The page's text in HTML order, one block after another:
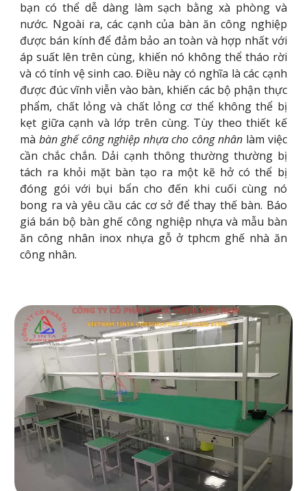
bạn có thể dễ dàng làm sạch bằng xà phòng và
nước. Ngoài ra, các cạnh của bàn ăn công nghiệp
được bán kính để đảm bảo an toàn và hợp nhất với
áp suất lên trên cùng, khiến nó không thể tháo rời
và có tính vệ sinh cao. Điều này có nghĩa là các cạnh
được đúc vĩnh viễn vào bàn, khiến các bộ phận thực
phẩm, chất lỏng và chất lỏng cơ thể không thể bị
kẹt giữa cạnh và lớp trên cùng. Tùy theo thiết kế
màbàn ghế công nghiệp nhựa cho công nhânlàm việc
cần chắc chắn. Dải cạnh thông thường thường bị
tách ra khỏi mặt bàn tạo ra một kẽ hở có thể bị
đóng gói với bụi bẩn cho đến khi cuối cùng nó
bong ra và yêu cầu các cơ sở để thay thế bàn. Báo
giá bán bộ bàn ghế công nghiệp nhựa và mẫu bàn
ăn công nhân inox nhựa gỗ ở tphcm ghế nhà ăn
công nhân.